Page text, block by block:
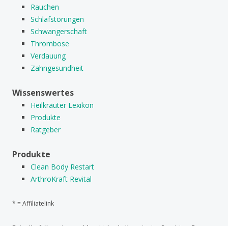
Rauchen
Schlafstörungen
Schwangerschaft
Thrombose
Verdauung
Zahngesundheit
Wissenswertes
Heilkräuter Lexikon
Produkte
Ratgeber
Produkte
Clean Body Restart
ArthroKraft Revital
* = Affiliatelink